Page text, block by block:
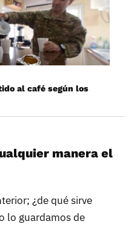
al café según los
manera el
¿de qué sirve
lo guardamos de